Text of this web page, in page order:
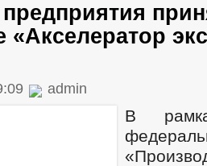
«Акселератор
admin
В